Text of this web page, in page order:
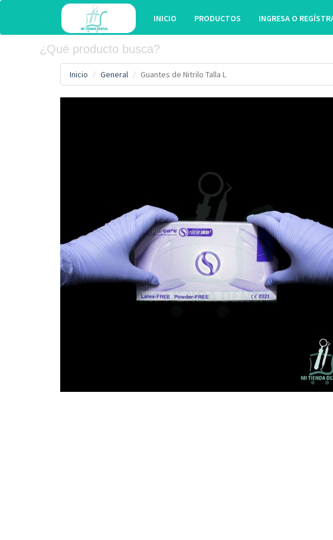
INICIO PRODUCTOS INGRESA O
Inicio General Guantes de Nitrilo Talla L